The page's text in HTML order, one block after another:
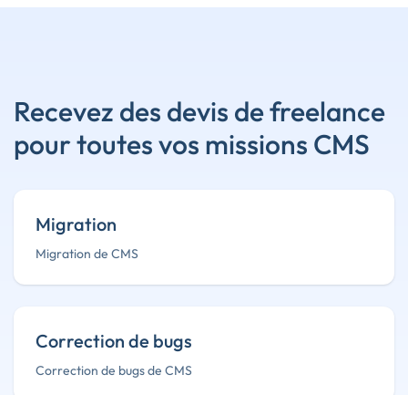
Recevez des devis de freelance
pour toutes vos missions CMS
Migration
Migration de CMS
Correction de bugs
Correction de bugs de CMS